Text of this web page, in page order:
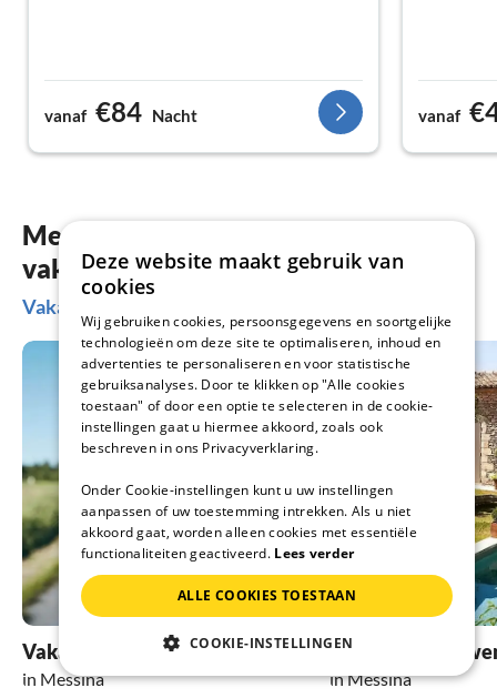
vanaf €84 Nacht vanaf
Meer inspiratie voor je
vakantieplanning
Vakantie-ideeën in Messina
Vakantie met hond
in Messina
Vakantie met
in Messina
Deze website maakt gebruik van
cookies
Wij gebruiken cookies, persoonsgegevens en soortgelijke
technologieën om deze site te optimaliseren, inhoud en
advertenties te personaliseren en voor statistische
gebruiksanalyses. Door te klikken op "Alle cookies
toestaan" of door een optie te selecteren in de cookie-
instellingen gaat u hiermee akkoord, zoals ook
beschreven in ons Privacyverklaring.
Onder Cookie-instellingen kunt u uw instellingen
aanpassen of uw toestemming intrekken. Als u niet
akkoord gaat, worden alleen cookies met essentiële
functionaliteiten geactiveerd. Lees verder
ALLE COOKIES TOESTAAN
COOKIE-INSTELLINGEN